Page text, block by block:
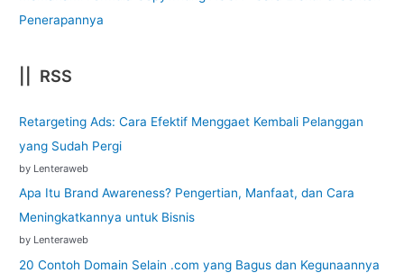
Penerapannya
|| RSS
Retargeting Ads: Cara Efektif Menggaet Kembali Pelanggan
yang Sudah Pergi
by Lenteraweb
Apa Itu Brand Awareness? Pengertian, Manfaat, dan Cara
Meningkatkannya untuk Bisnis
by Lenteraweb
20 Contoh Domain Selain .com yang Bagus dan Kegunaannya